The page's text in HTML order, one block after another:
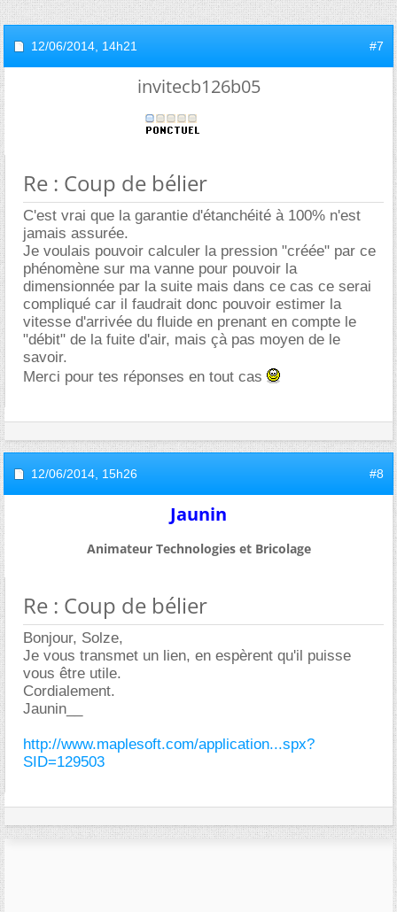
12/06/2014, 14h21 #7
invitecb126b05
Re : Coup de bélier
C'est vrai que la garantie d'étanchéité à 100% n'est
jamais assurée.
Je voulais pouvoir calculer la pression "créée" par ce
phénomène sur ma vanne pour pouvoir la
dimensionnée par la suite mais dans ce cas ce serai
compliqué car il faudrait donc pouvoir estimer la
vitesse d'arrivée du fluide en prenant en compte le
"débit" de la fuite d'air, mais çà pas moyen de le
savoir.
Merci pour tes réponses en tout cas
12/06/2014, 15h26 #8
Jaunin
Animateur Technologies et Bricolage
Re : Coup de bélier
Bonjour, Solze,
Je vous transmet un lien, en espèrent qu'il puisse
vous être utile.
Cordialement.
Jaunin__
http://www.maplesoft.com/application...spx?
SID=129503